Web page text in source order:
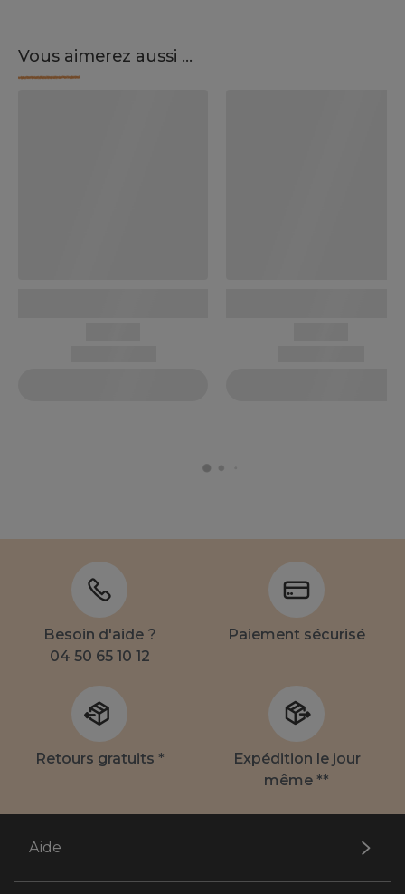
Vous aimerez aussi ...
Besoin d'aide ?
04 50 65 10 12
Paiement sécurisé
Retours gratuits *
Expédition le jour
même **
Aide